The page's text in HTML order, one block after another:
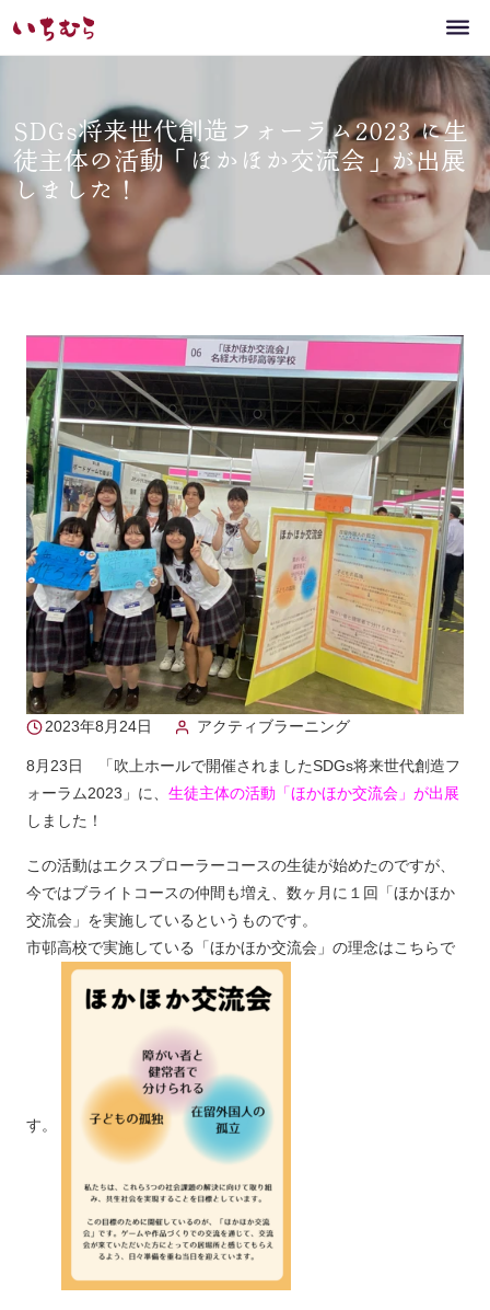
SDGs将来世代創造フォーラム2023 に生
徒主体の活動「ほかほか交流会」が出展
しました！
2023年8月24日 アクティブラーニング
8月23日 「吹上ホールで開催されましたSDGs将来世代創造フ
ォーラム2023」に、 生徒主体の活動「ほかほか交流会」が出展
しました！
この活動はエクスプローラーコースの生徒が始めたのですが、
今ではブライトコースの仲間も増え、数ヶ月に１回「ほかほか
交流会」を実施しているというものです。
市邨高校で実施している「ほかほか交流会」の理念はこちらで
す。